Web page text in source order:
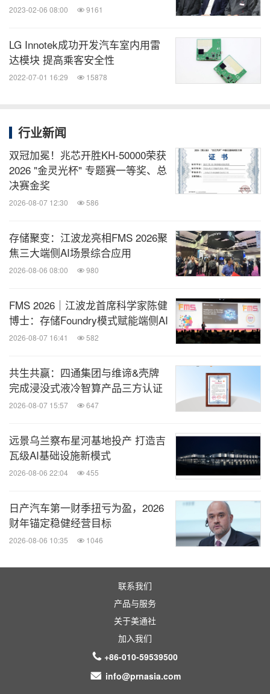
2023-02-06 08:00 9161
LG Innotek成功开发汽车室内用雷
达模块 提高乘客安全性
2022-07-01 16:29 15878
行业新闻
双冠加冕！兆芯开胜KH‑50000荣获
2026 "金灵光杯" 专题赛一等奖、总
决赛金奖
2026-08-07 12:30 586
存储聚变：江波龙亮相FMS 2026聚
焦三大端侧AI场景综合应用
2026-08-06 08:00 980
FMS 2026｜江波龙首席科学家陈健
博士：存储Foundry模式赋能端侧AI
2026-08-07 16:41 582
共生共赢：四通集团与维谛&壳牌
完成浸没式液冷智算产品三方认证
2026-08-07 15:57 647
远景乌兰察布星河基地投产 打造吉
瓦级AI基础设施新模式
2026-08-06 22:04 455
日产汽车第一财季扭亏为盈，2026
财年锚定稳健经营目标
2026-08-06 10:35 1046
联系我们
产品与服务
关于美通社
加入我们
+86-010-59539500
info@prnasia.com